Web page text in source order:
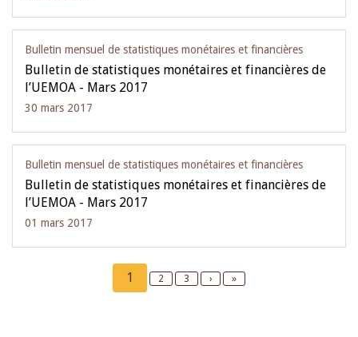
Bulletin mensuel de statistiques monétaires et financières
Bulletin de statistiques monétaires et financières de
l’UEMOA - Mars 2017
30 mars 2017
Bulletin mensuel de statistiques monétaires et financières
Bulletin de statistiques monétaires et financières de
l’UEMOA - Mars 2017
01 mars 2017
Current
page
1 Page
2 Page
3
Next
›
Last
»